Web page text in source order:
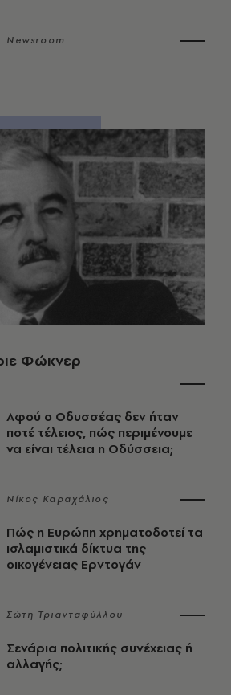
Newsroom
Φώκνερ
Αφού ο Οδυσσέας δεν ήταν
ποτέ τέλειος, πώς περιμένουμε
να είναι τέλεια η Οδύσσεια;
Νίκος Καραχάλιος
Πώς η Ευρώπη χρηματοδοτεί τα
ισλαμιστικά δίκτυα της
οικογένειας Ερντογάν
Σώτη Τριανταφύλλου
Σενάρια πολιτικής συνέχειας ή
αλλαγής;